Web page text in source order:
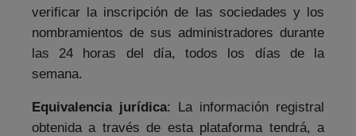
verificar la inscripción de las sociedades y los
nombramientos de sus administradores durante
las 24 horas del día, todos los días de la
semana.
Equivalencia jurídica: La información registral
obtenida a través de esta plataforma tendrá, a